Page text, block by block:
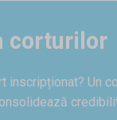
corturilor
inscripționat? Un